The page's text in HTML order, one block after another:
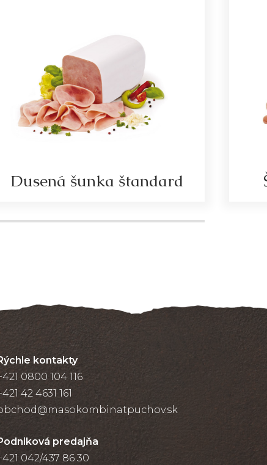
Dusená šunka štandard
kontakty
0800 104 116
42 4631 161
predajňa
042/437 86 30